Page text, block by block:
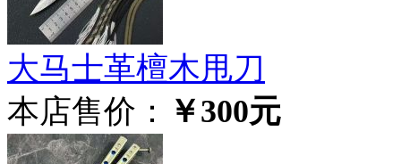
大马士革檀木甩刀
本店售价： ￥300元